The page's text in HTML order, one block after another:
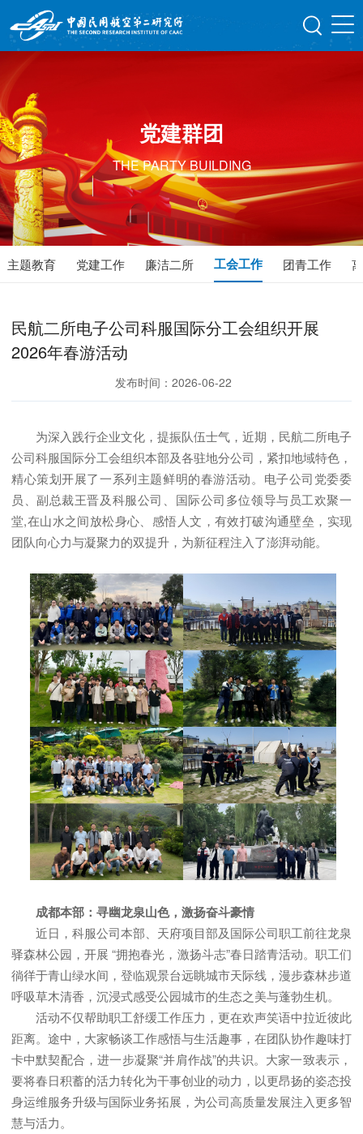
THE PARTY BUILDING
党建群团
主题教育 党建工作 廉洁二所 工会工作 团青工作
民航二所电子公司科服国际分工会组织开展
2026年春游活动
发布时间：2026-06-22
为深入践行企业文化，提振队伍士气，近期，民航二所电子
公司科服国际分工会组织本部及各驻地分公司，紧扣地域特色，
精心策划开展了一系列主题鲜明的春游活动。电子公司党委委
员、副总裁王晋及科服公司、国际公司多位领导与员工欢聚一
堂,在山水之间放松身心、感悟人文，有效打破沟通壁垒，实现
团队向心力与凝聚力的双提升，为新征程注入了澎湃动能。
成都本部：寻幽龙泉山色，激扬奋斗豪情
近日，科服公司本部、天府项目部及国际公司职工前往龙泉
驿森林公园，开展 “拥抱春光，激扬斗志”春日踏青活动。职工们
徜徉于青山绿水间，登临观景台远眺城市天际线，漫步森林步道
呼吸草木清香，沉浸式感受公园城市的生态之美与蓬勃生机。
活动不仅帮助职工舒缓工作压力，更在欢声笑语中拉近彼此
距离。途中，大家畅谈工作感悟与生活趣事，在团队协作趣味打
卡中默契配合，进一步凝聚“并肩作战”的共识。大家一致表示，
要将春日积蓄的活力转化为干事创业的动力，以更昂扬的姿态投
身运维服务升级与国际业务拓展，为公司高质量发展注入更多智
慧与活力。